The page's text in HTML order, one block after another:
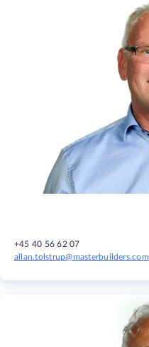
+45 40 56 62 07
allan.tolstrup@masterbuilders.com